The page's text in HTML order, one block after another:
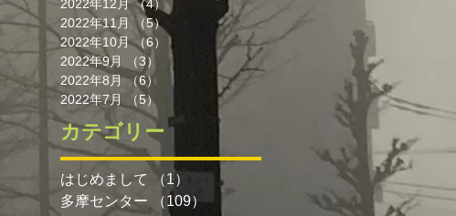
2022年12月 （4）4件の記事
2022年11月
（5）
5件の記事
2022年10月 （6）
6件の記事
2022年9月
（3）
3件の記事
2022年8月 （6）
2022年7月
（5）
カテゴリー
はじめまして （1）
1件の記事
多摩センター
（109）109件の記事